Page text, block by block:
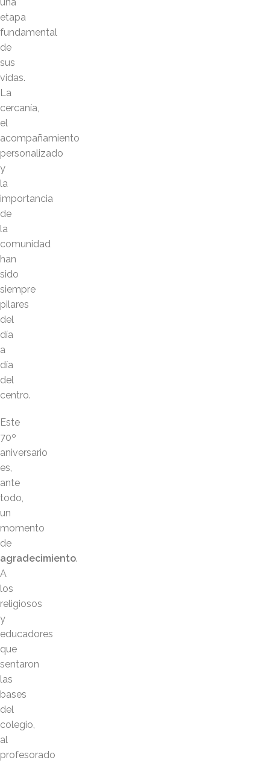
etapa
fundamental
de
sus
vidas.
La
cercanía,
el
acompañamiento
personalizado
y
la
importancia
de
la
comunidad
han
sido
siempre
pilares
del
día
a
día
del
centro.
Este
70º
aniversario
es,
ante
todo,
un
momento
de
agradecimiento.
A
los
religiosos
y
educadores
que
sentaron
las
bases
del
colegio,
al
profesorado